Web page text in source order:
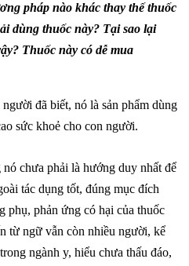
pháp nào khác thay thế thuốc
dùng thuốc này? Tại sao lại
Thuốc này có dễ mua
đã biết, nó là sản phẩm dùng
sức khoẻ cho con người.
chưa phải là hướng duy nhất để
tác dụng tốt, đúng mục đích
phụ, phản ứng có hại của thuốc
từ ngữ vẫn còn nhiều người, kể
ngành y, hiểu chưa thấu đáo,